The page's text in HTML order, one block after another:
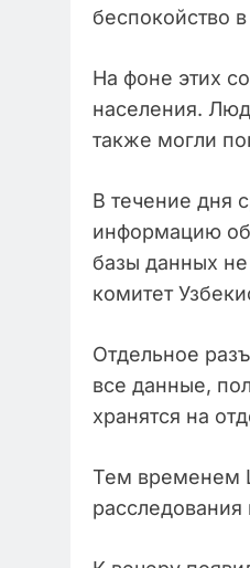
беспокойство
На фоне этих
населения.
также могли
В течение дня
информацию об
базы данных
комитет
Отдельное
все данные,
хранятся на
Тем временем